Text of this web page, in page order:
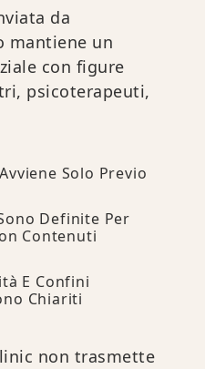
da
mantiene un
con figure
psicoterapeuti,
Solo Previo
Definite Per
Contenuti
E Confini
Chiariti
non trasmette